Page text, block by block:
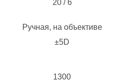
20 / 6
Ручная, на объективе
±5D
1300